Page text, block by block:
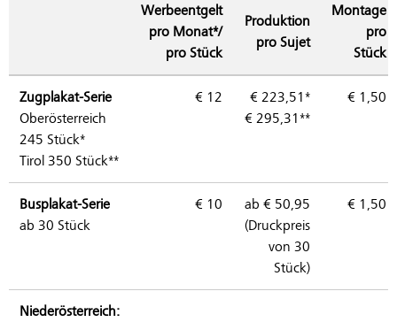
Werbeentgelt
pro Monat*/
pro Stück
Produktion
pro Sujet
Montage
pro
Stück
Zugplakat-Serie
Oberösterreich
245 Stück*
Tirol 350 Stück**
€ 12
€ 223,51*
€ 295,31**
€ 1,50
Busplakat-Serie
ab 30 Stück
€ 10
ab € 50,95
(Druckpreis
von 30
Stück)
€ 1,50
Niederösterreich: